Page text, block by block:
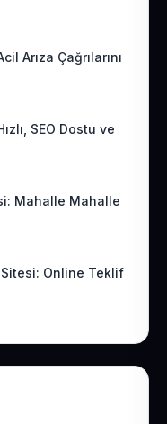
Arıza Çağrılarını
SEO Dostu ve
Mahalle Mahalle
Online Teklif